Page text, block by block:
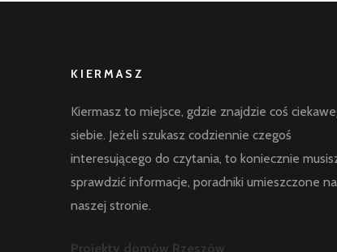
KIERMASZ
Kiermasz to miejsce, gdzie znajdzie coś
siebie. Jeżeli szukasz codziennie czegoś
interesującego do czytania, to koniecznie
sprawdzić informacje, poradniki umieszczone na
naszej stronie.
Projekty domów Rzeszów